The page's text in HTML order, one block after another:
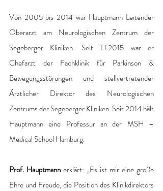
Von 2005 bis 2014 war Hauptmann Leitender
Oberarzt am Neurologischen Zentrum der
Segeberger Kliniken. Seit 1.1.2015 war er
Chefarzt der Fachklinik für Parkinson &
Bewegungsstörungen und stellvertretender
Ärztlicher Direktor des Neurologischen
Zentrums der Segeberger Kliniken. Seit 2014 hält
Hauptmann eine Professur an der MSH –
Medical School Hamburg.
Prof. Hauptmann erklärt: „Es ist mir eine große
Ehre und Freude, die Position des Klinikdirektors